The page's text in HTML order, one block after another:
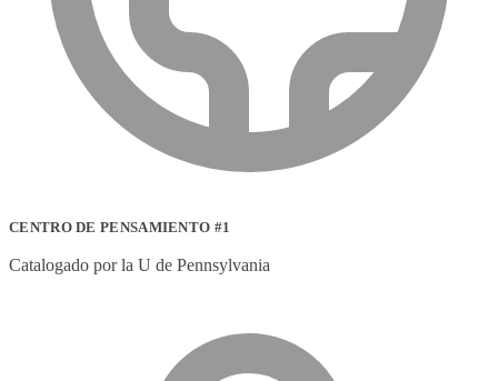
CENTRO DE PENSAMIENTO #1
Catalogado por la U de Pennsylvania